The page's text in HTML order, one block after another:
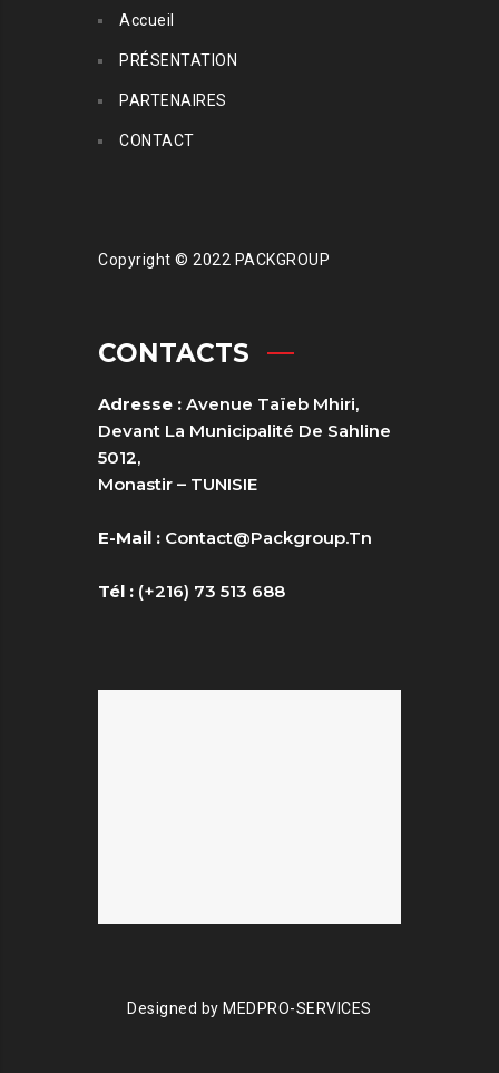
Accueil
PRÉSENTATION
PARTENAIRES
CONTACT
Copyright © 2022 PACKGROUP
CONTACTS
Adresse : Avenue Taïeb Mhiri,
Devant La Municipalité De Sahline
5012,
Monastir – TUNISIE
E-Mail : Contact@packgroup.tn
Tél : (+216) 73 513 688
Designed by MEDPRO-SERVICES